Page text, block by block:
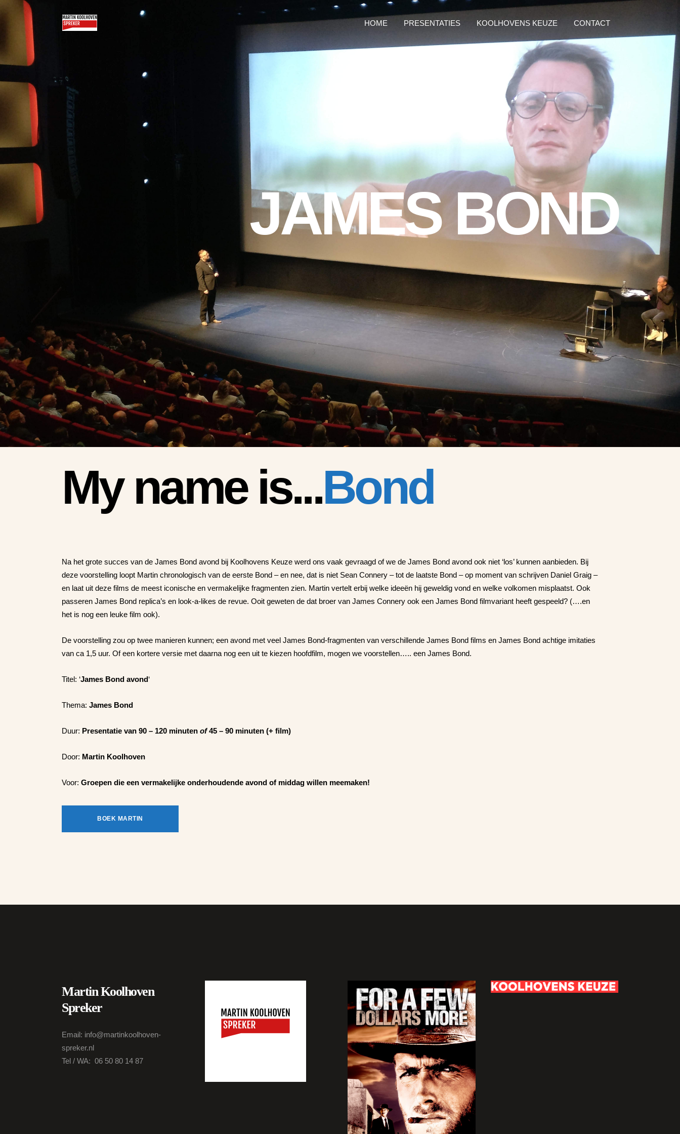
HOME PRESENTATIES KOOLHOVENS KEUZE CONTACT
JAMES BOND
My name is...Bond
Na het grote succes van de James Bond avond bij Koolhovens Keuze werd ons vaak gevraagd of we de James Bond avond ook niet ‘los’ kunnen aanbieden. Bij
deze voorstelling loopt Martin chronologisch van de eerste Bond – en nee, dat is niet Sean Connery – tot de laatste Bond – op moment van schrijven Daniel Graig –
en laat uit deze films de meest iconische en vermakelijke fragmenten zien. Martin vertelt erbij welke ideeën hij geweldig vond en welke volkomen misplaatst. Ook
passeren James Bond replica’s en look-a-likes de revue. Ooit geweten de dat broer van James Connery ook een James Bond filmvariant heeft gespeeld? (….en
het is nog een leuke film ook).
De voorstelling zou op twee manieren kunnen; een avond met veel James Bond-fragmenten van verschillende James Bond films en James Bond achtige imitaties
van ca 1,5 uur. Of een kortere versie met daarna nog een uit te kiezen hoofdfilm, mogen we voorstellen….. een James Bond.
Titel: ‘James Bond avond‘
Thema: James Bond
Duur: Presentatie van 90 – 120 minuten of45 – 90 minuten (+ film)
Door: Martin Koolhoven
Voor: Groepen die een vermakelijke onderhoudende avond of middag willen meemaken!
BOEK MARTIN
Martin Koolhoven
Spreker
Email: info@martinkoolhoven-
spreker.nl
Tel / WA: 06 50 80 14 87